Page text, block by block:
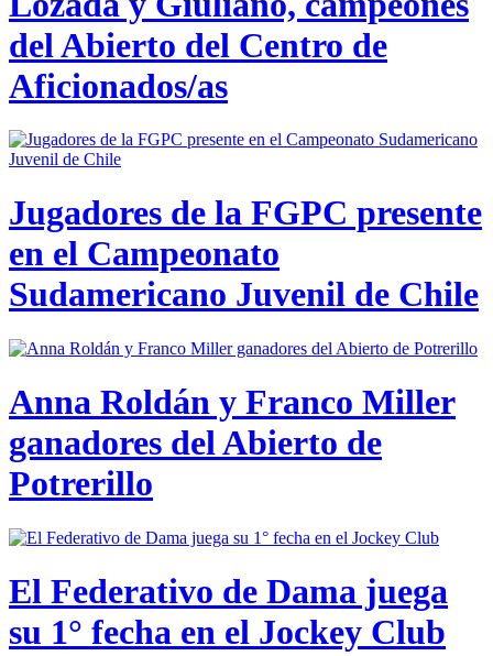
del Abierto del Centro de
Aficionados/as
Jugadores de la FGPC presente
en el Campeonato
Sudamericano Juvenil de Chile
Anna Roldán y Franco Miller
ganadores del Abierto de
Potrerillo
El Federativo de Dama juega
su 1° fecha en el Jockey Club